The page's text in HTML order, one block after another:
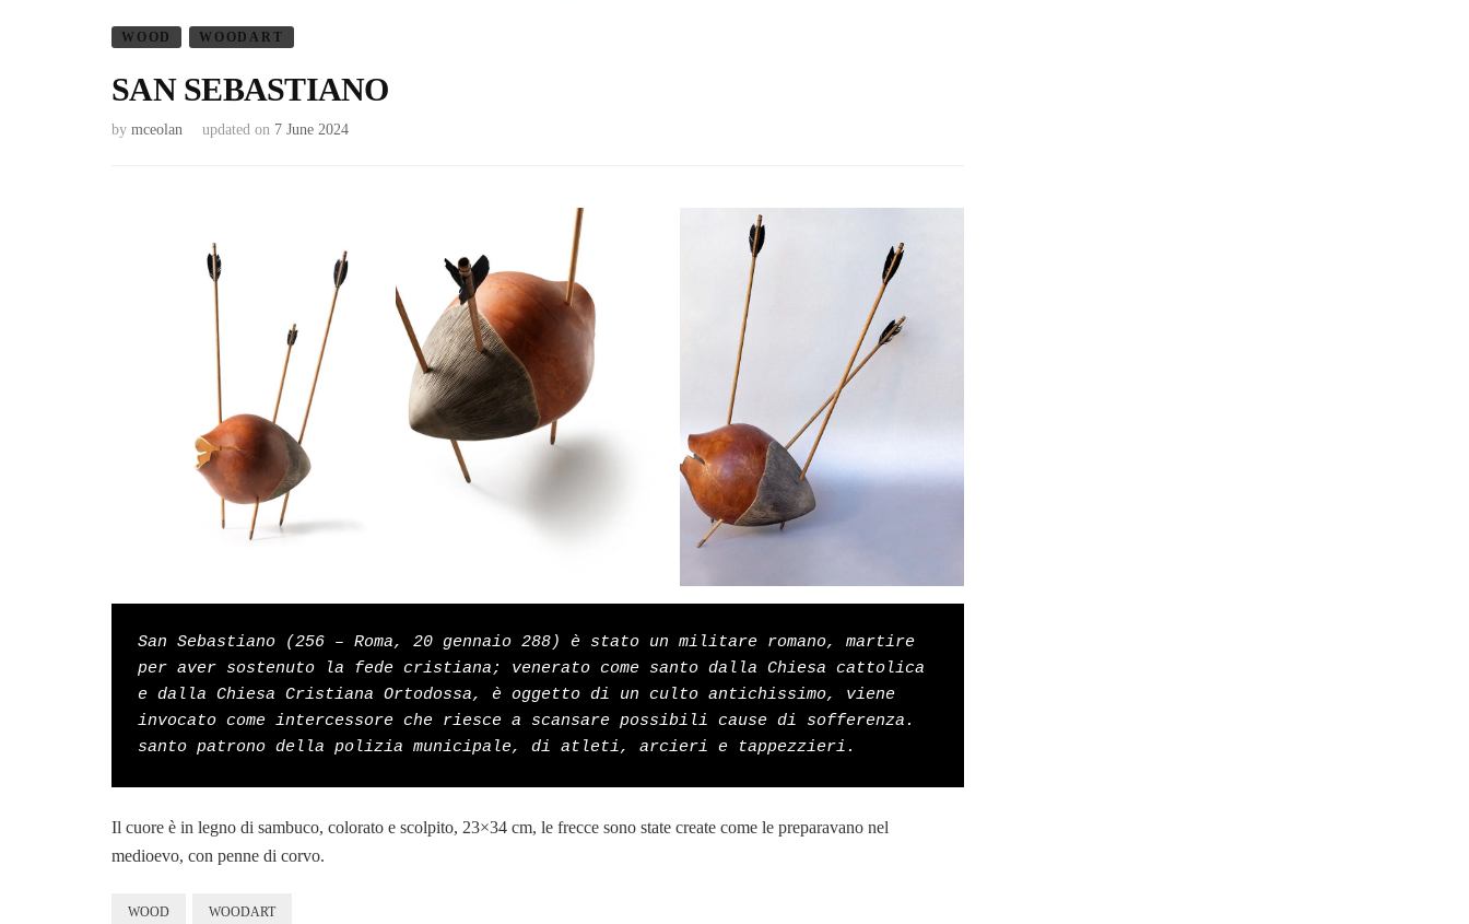
WOOD WOODART
SAN SEBASTIANO
by mceolan updated on 7 June 2024
San Sebastiano (256 – Roma, 20 gennaio 288) è stato un militare romano, martire
per aver sostenuto la fede cristiana; venerato come santo dalla Chiesa cattolica
e dalla Chiesa Cristiana Ortodossa, è oggetto di un culto antichissimo, viene
invocato come intercessore che riesce a scansare possibili cause di sofferenza.
santo patrono della polizia municipale, di atleti, arcieri e tappezzieri.
Il cuore è in legno di sambuco, colorato e scolpito, 23×34 cm, le frecce sono state create come le preparavano nel
medioevo, con penne di corvo.
WOOD WOODART